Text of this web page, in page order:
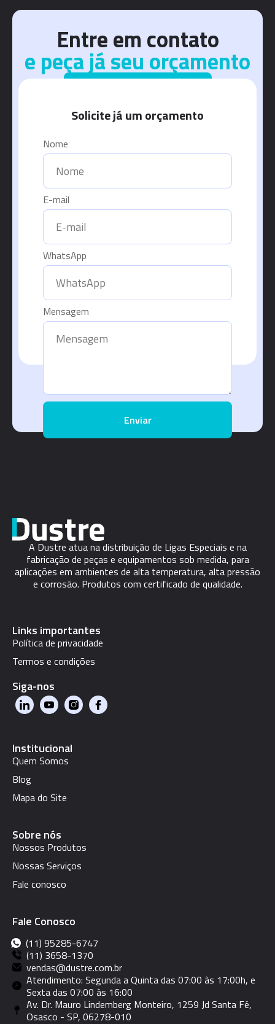
Entre em contato
e peça já seu orçamento
Solicite já um orçamento
Nome
E-mail
WhatsApp
Mensagem
Enviar
A Dustre atua na distribuição de Ligas Especiais e na
fabricação de peças e equipamentos sob medida, para
aplicações em ambientes de alta temperatura, alta pressão
e corrosão. Produtos com certificado de qualidade.
Links importantes
Política de privacidade
Termos e condições
Siga-nos
Institucional
Quem Somos
Blog
Mapa do Site
Sobre nós
Nossos Produtos
Nossas Serviços
Fale conosco
Fale Conosco
(11) 95285-6747
(11) 3658-1370
vendas@dustre.com.br
Atendimento: Segunda a Quinta das 07:00 às 17:00h, e
Sexta das 07:00 às 16:00
Av. Dr. Mauro Lindemberg Monteiro, 1259 Jd Santa Fé,
Osasco - SP, 06278-010